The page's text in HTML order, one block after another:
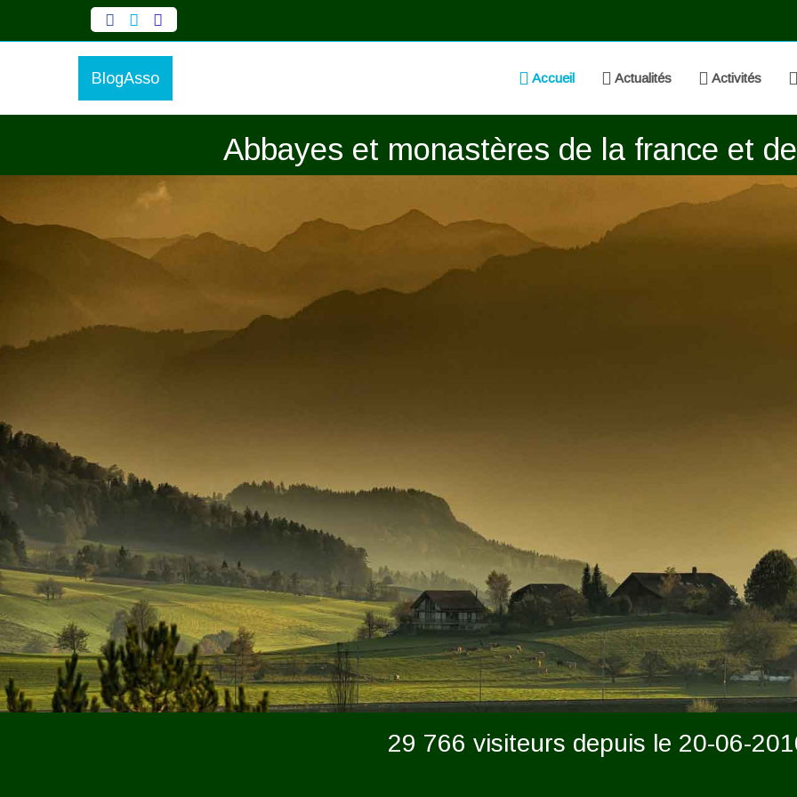
BlogAsso Accueil Actualités Activités
Abbayes et monastères de la france et
29 766 visiteurs depuis le 20-06-